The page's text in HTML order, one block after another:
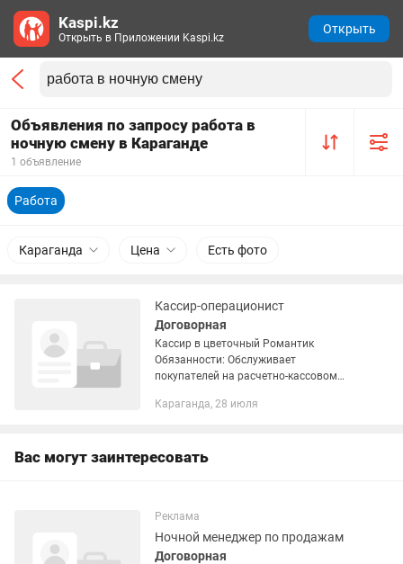
Объявления по запросу работа в
ночную смену в Караганде
1 объявление
Работа
Караганда Цена Есть фото
Кассир-операционист
Договорная
Кассир в цветочный Романтик
Обязанности: Обслуживает
покупателей на расчетно-кассовом
расчёт). - Осуществляет операции по
Караганда, 28 июля
Вас могут заинтересовать
Реклама
Ночной менеджер по продажам
Договорная
Kaspi.kz
Открыть в Приложении Kaspi.kz
Открыть